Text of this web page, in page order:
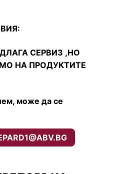
СЕРВИЗ ,НО
НА ПРОДУКТИТЕ
може да се